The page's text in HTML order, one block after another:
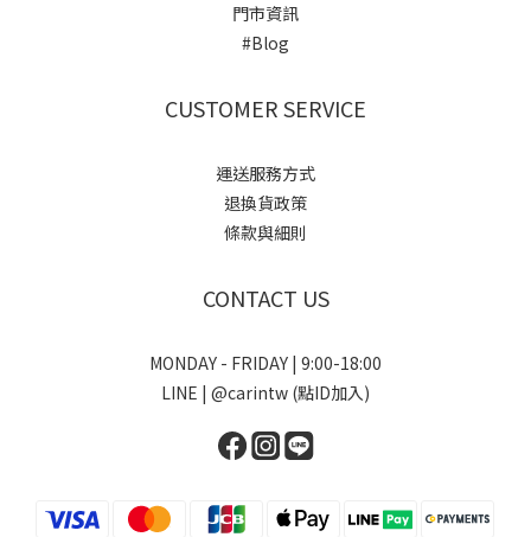
門市資訊
#Blog
CUSTOMER SERVICE
運送服務方式
退換貨政策
條款與細則
CONTACT US
MONDAY - FRIDAY | 9:00-18:00
LINE | @carintw (點ID加入)